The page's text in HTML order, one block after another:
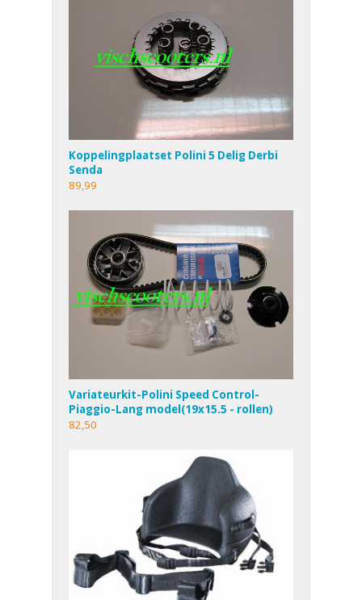
Koppelingplaatset Polini 5 Delig Derbi
Senda
89,99
Variateurkit-Polini Speed Control-
Piaggio-Lang model(19x15.5 - rollen)
82,50